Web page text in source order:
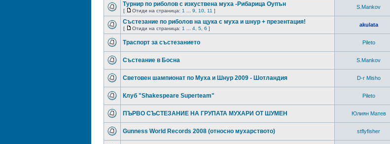
Tурнир по риболов с изкуствена муха -Рибарица Оупън
[ Отиди на страница: 1 9 10, 11 ]
S.Mankov
Състезание по риболов на щука с муха и шнур + презентация!
[ Отиди на страница: 1 4, 5, 6 ]
akulata
Траспорт за състезанието Pileto
Състеание в Босна S.Mankov
Световен шампионат по Муха и Шнур 2009 - Шотландия D-r Misho
Клуб "Shakespeare Superteam" Pileto
ПЪРВО СЪСТЕЗАНИЕ НА ГРУПАТА МУХАРИ ОТ ШУМЕН Юлиян Матев
Gunness World Records 2008 (относно мухарството) stflyfisher